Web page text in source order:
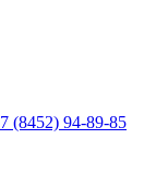
(8452) 94-89-85